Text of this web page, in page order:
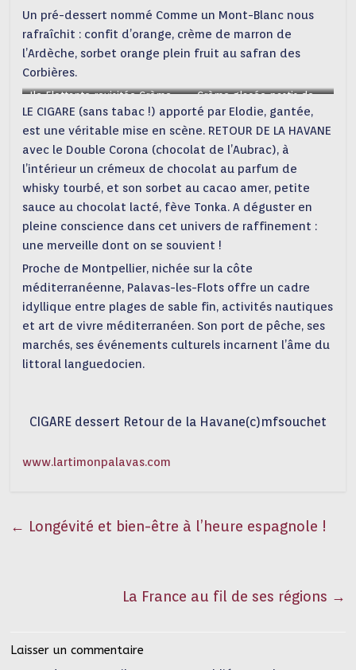
Un pré-dessert nommé Comme un Mont-Blanc nous
rafraîchit : confit d’orange, crème de marron de
l’Ardèche, sorbet orange plein fruit au safran des
Corbières.
Ile Flottante revisitée Crème
glacée Pastiche(c)mfsouchet
Crème glacée pastis de
Gignac, huître voile au Gin et
bleuet, compotée
d’agrumes(c)mfsouchet
LE CIGARE (sans tabac !) apporté par Elodie, gantée,
est une véritable mise en scène. RETOUR DE LA HAVANE
avec le Double Corona (chocolat de l’Aubrac), à
l’intérieur un crémeux de chocolat au parfum de
whisky tourbé, et son sorbet au cacao amer, petite
sauce au chocolat lacté, fève Tonka. A déguster en
pleine conscience dans cet univers de raffinement :
une merveille dont on se souvient !
Proche de Montpellier, nichée sur la côte
méditerranéenne, Palavas-les-Flots offre un cadre
idyllique entre plages de sable fin, activités nautiques
et art de vivre méditerranéen. Son port de pêche, ses
marchés, ses événements culturels incarnent l’âme du
littoral languedocien.
CIGARE dessert Retour de la Havane(c)mfsouchet
www.lartimonpalavas.com
← Longévité et bien-être à l’heure espagnole !
La France au fil de ses régions →
Laisser un commentaire